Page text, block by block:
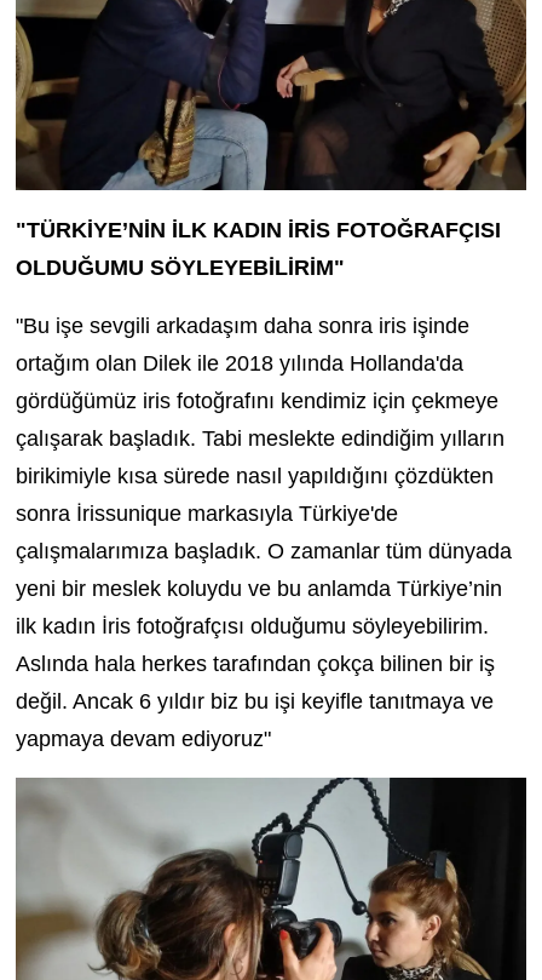
"TÜRKİYE’NİN İLK KADIN İRİS FOTOĞRAFÇISI
OLDUĞUMU SÖYLEYEBİLİRİM"
"Bu işe sevgili arkadaşım daha sonra iris işinde
ortağım olan Dilek ile 2018 yılında Hollanda'da
gördüğümüz iris fotoğrafını kendimiz için çekmeye
çalışarak başladık. Tabi meslekte edindiğim yılların
birikimiyle kısa sürede nasıl yapıldığını çözdükten
sonra İrissunique markasıyla Türkiye'de
çalışmalarımıza başladık. O zamanlar tüm dünyada
yeni bir meslek koluydu ve bu anlamda Türkiye’nin
ilk kadın İris fotoğrafçısı olduğumu söyleyebilirim.
Aslında hala herkes tarafından çokça bilinen bir iş
değil. Ancak 6 yıldır biz bu işi keyifle tanıtmaya ve
yapmaya devam ediyoruz"